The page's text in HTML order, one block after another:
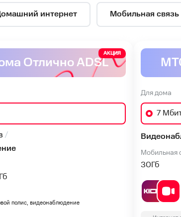
интернет Мобильная связь
Отлично ADSL
АКЦИЯ
Гб
полис, видеонаблюдение
Для дома
7
Мобильная
30Гб